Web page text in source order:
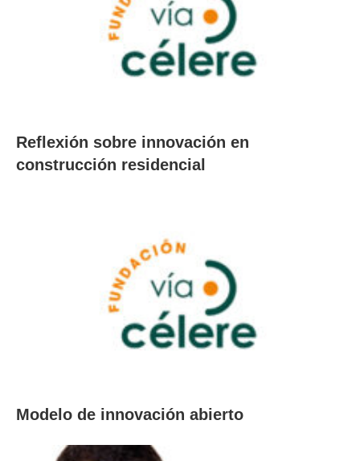
Reflexión sobre innovación en
construcción residencial
Modelo de innovación abierto